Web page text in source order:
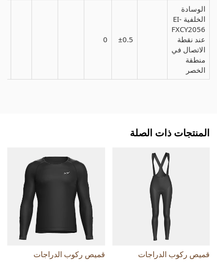
الوسادة
الخلفية EI-
FXCY2056
عند نقطة
الاتصال في
منطقة
الخصر
±0.5
0
المنتجات ذات الصلة
قميص ركوب الدراجات
قميص ركوب الدراجات